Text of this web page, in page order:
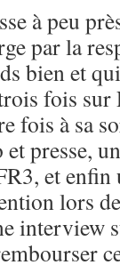
à peu
par la
bien et
fois
fois à sa
presse,
et
lors
interview